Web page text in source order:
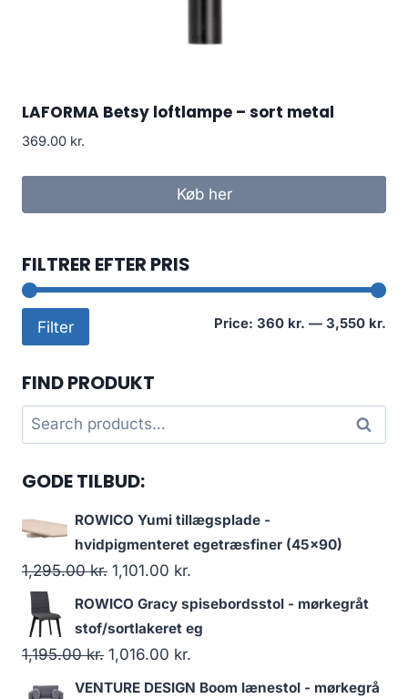
LAFORMA Betsy loftlampe – sort metal
369.00 kr.
Køb her
FILTRER EFTER PRIS
Filter Price: 360 kr. — 3,550 kr.
FIND PRODUKT
Search
for:
Search
GODE TILBUD:
ROWICO Yumi tillægsplade -
hvidpigmenteret egetræsfiner (45x90)
1,295.00kr. 1,101.00 kr.
ROWICO Gracy spisebordsstol - mørkegråt
stof/sortlakeret eg
1,195.00kr. 1,016.00 kr.
VENTURE DESIGN Boom lænestol - mørkegrå